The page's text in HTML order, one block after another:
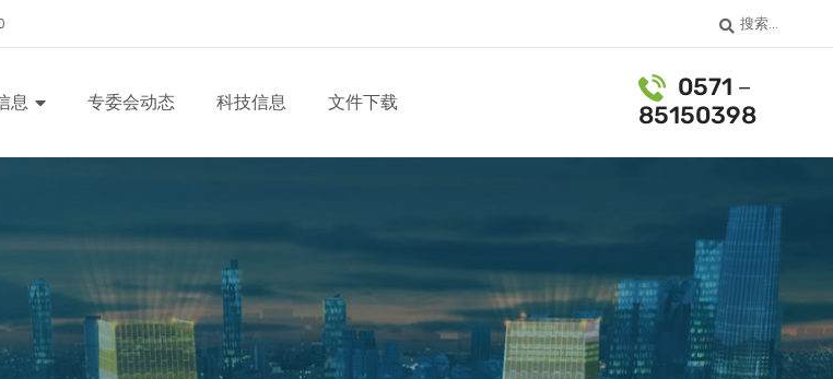
搜索...
息 专委会动态 科技信息 文件下载
0571－
85150398